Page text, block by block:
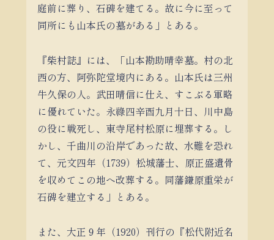
庭前に葬り、石碑を建てる。故に今に至って
同所にも山本氏の墓がある」とある。
『柴村誌』には、「山本勘助晴幸墓。村の北
西の方、阿弥陀堂境内にある。山本氏は三州
牛久保の人。武田晴信に仕え、すこぶる軍略
に優れていた。永祿四辛酉九月十日、川中島
の役に戦死し、東寺尾村松原に埋葬する。し
かし、千曲川の沿岸であった故、水難を恐れ
て、元文四年（1739）松城藩士、原正盛遺骨
を収めてこの地へ改葬する。同藩鎌原重栄が
石碑を建立する」とある。
また、大正９年（1920）刊行の『松代附近名